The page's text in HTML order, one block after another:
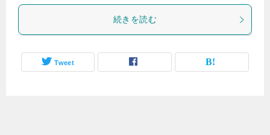
続きを読む
Tweet